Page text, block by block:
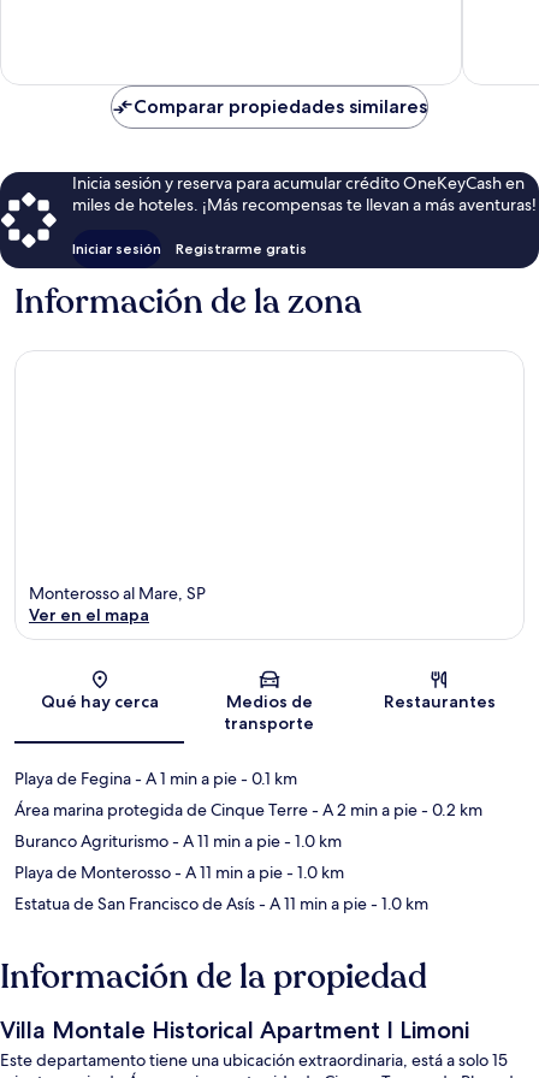
Comparar propiedades similares
Inicia sesión y reserva para acumular crédito OneKeyCash en
miles de hoteles. ¡Más recompensas te llevan a más aventuras!
Iniciar sesión Registrarme gratis
Información de la zona
Sección del mapa
Monterosso al Mare, SP
Ver en el mapa
Qué hay cerca
Medios de
transporte
Restaurantes
Playa de Fegina- A 1 min a pie- 0.1 km
Área marina protegida de Cinque Terre- A 2 min a pie- 0.2 km
Buranco Agriturismo- A 11 min a pie- 1.0 km
Playa de Monterosso- A 11 min a pie- 1.0 km
Estatua de San Francisco de Asís- A 11 min a pie- 1.0 km
Información de la propiedad
Villa Montale Historical Apartment I Limoni
Este departamento tiene una ubicación extraordinaria, está a solo 15